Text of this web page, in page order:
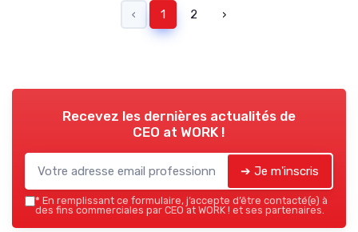
‹ 1 2 ›
Recevez les dernières actualités de
CEO at WORK !
➔ Je m'inscris
* En remplissant ce formulaire, j’accepte d’être contacté(e) à
des fins commerciales par CEO at WORK ! et ses partenaires.